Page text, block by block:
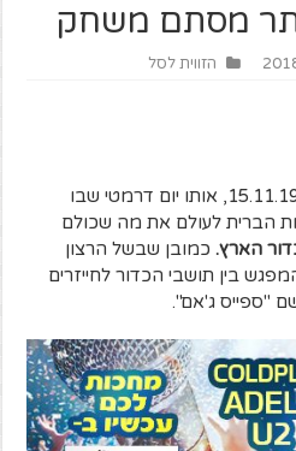
מסתם משחק
הזווית לסל
אין אחד שלא זוכר את ה-15.11.1996, אותו יום דרמטי שבו
הברית לעולם את מה שכולם
הארץ. כמובן שבשל הרצון
בין תושבי הכדור לחייזרים
"ספייס ג'אם".